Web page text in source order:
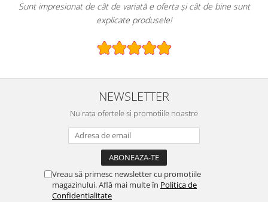
e oferta și cât de bine sunt
E greu să găsești un magazin online
NEWSLETTER
Nu rata ofertele si promotiile noastre
Vreau să primesc newsletter cu promoțiile
magazinului. Află mai multe în Politica de
Confidentialitate